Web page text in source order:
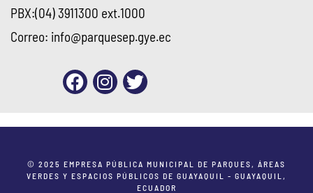
PBX:(04) 3911300 ext.1000
Correo: info@parquesep.gye.ec
© 2025 EMPRESA PÚBLICA MUNICIPAL DE PARQUES, ÁREAS
VERDES Y ESPACIOS PÚBLICOS DE GUAYAQUIL - GUAYAQUIL,
ECUADOR